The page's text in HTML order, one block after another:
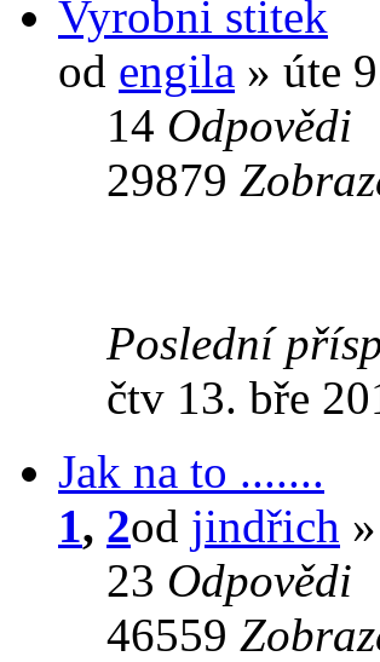
Vyrobni stitek
od engila » úte
14 Odpovědi
29879
Poslední
čtv 13. bře
Jak na to .......
1, 2od jindřich
23 Odpovědi
46559